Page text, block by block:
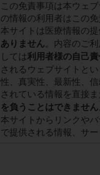
この免責事項は本ウェ
の情報の利用者はこの
本サイトは医療情報の
ありません。内容のご
しては利用者様の自己
されるウェブサイトと
性、真実性、最新性、
されている情報を直接
を負うことはできません
本サイトからリンクや
で提供される情報、サ